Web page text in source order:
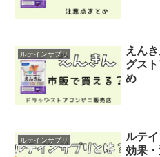
ルテインサプリ
えん
グス
め
ルテインサプリ
ルテ
効果